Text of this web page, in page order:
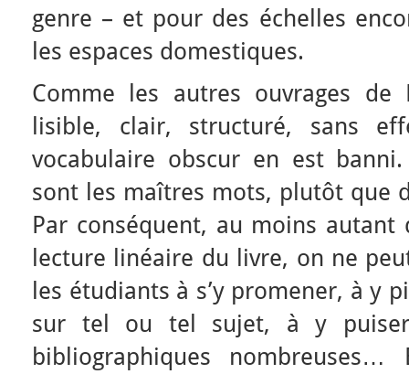
genre – et pour des échelles
les espaces domestiques.
Comme les autres ouvrages de
lisible, clair, structuré, sans
vocabulaire obscur en est
sont les maîtres mots, plutôt que
Par conséquent, au moins
lecture linéaire du livre, on ne
les étudiants à s’y promener, à y
sur tel ou tel sujet, à y puiser
bibliographiques